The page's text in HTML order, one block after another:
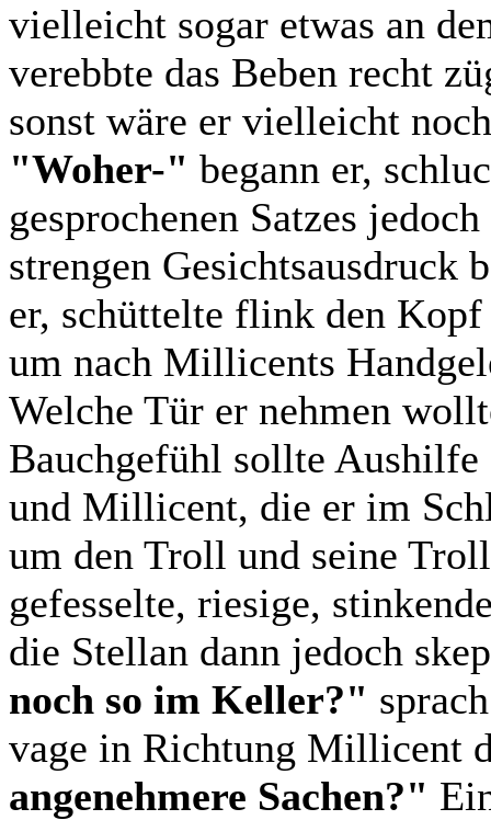
vielleicht sogar etwas an
verebbte das Beben recht
sonst wäre er vielleicht
"Woher-" begann er,
gesprochenen Satzes
strengen Gesichtsausdruck
er, schüttelte flink den Kopf
um nach Millicents
Welche Tür er nehmen
Bauchgefühl sollte
und Millicent, die er im
um den Troll und seine
gefesselte, riesige,
die Stellan dann jedoch
noch so im Keller?"
vage in Richtung Millicent
angenehmere Sachen?"